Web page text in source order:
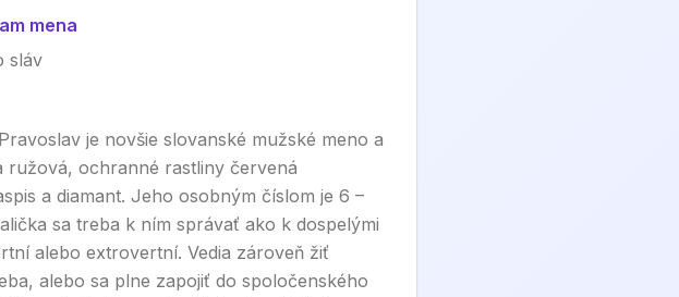
mena
sláv
je novšie slovanské mužské meno a
ochranné rastliny červená
a diamant. Jeho osobným číslom je 6 –
sa treba k ním správať ako k dospelými
alebo extrovertní. Vedia zároveň žiť
alebo sa plne zapojiť do spoločenského